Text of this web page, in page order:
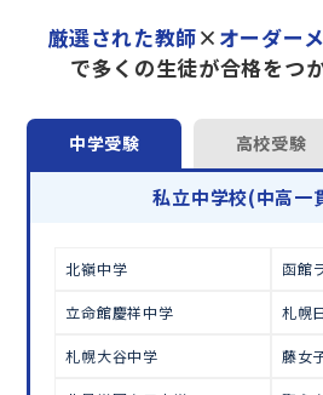
トライで一緒に“自己最高得
か？
オンラインでの学習面談も承
学習相談のお申し込みはこちら
厳選された教師× オーダー
で多くの生徒が合格をつ
中学受験 高校受験
私立中学校(中高一
北嶺中学 函館
立命館慶祥中学 札幌
札幌大谷中学 藤女